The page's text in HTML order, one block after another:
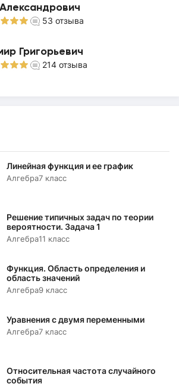
53 отзыва
Григорьевич
214 отзыва
Линейная функция и ее график
Алгебра7 класс
Решение типичных задач по теории
вероятности. Задача 1
Алгебра11 класс
Функция. Область определения и
область значений
Алгебра9 класс
Уравнения с двумя переменными
Алгебра7 класс
Относительная частота случайного
события